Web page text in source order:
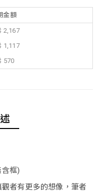
金額
2,167
1,117
570
框)
者有更多的想像，筆者